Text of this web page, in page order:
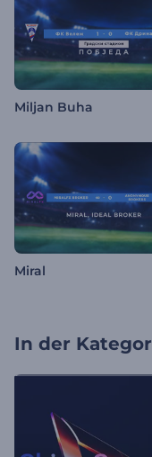
Miljan Buha
Miral
In der